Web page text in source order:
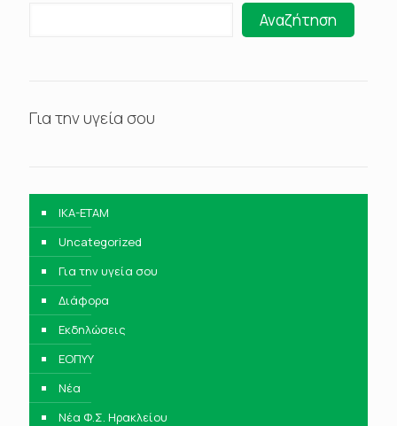
Αναζήτηση
Για την υγεία σου
IKA-ETAM
Uncategorized
Για την υγεία σου
Διάφορα
Εκδηλώσεις
ΕΟΠΥΥ
Νέα
Νέα Φ.Σ. Ηρακλείου